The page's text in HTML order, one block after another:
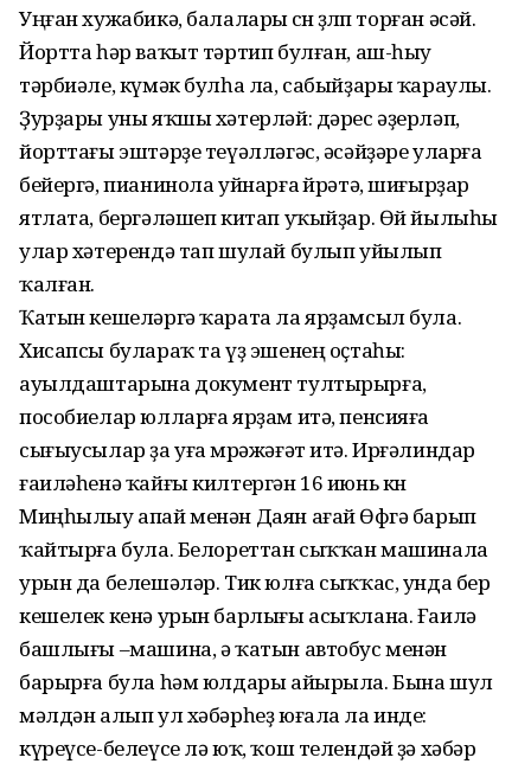
Уңған хужабикә, балалары өсөн өҙөлөп торған әсәй.
Йортта һәр ваҡыт тәртип булған, аш-һыу
тәрбиәле, күмәк булһа ла, сабыйҙары ҡараулы.
Ҙурҙары уны яҡшы хәтерләй: дәрес әҙерләп,
йорттағы эштәрҙе теүәлләгәс, әсәйҙәре уларға
бейергә, пианинола уйнарға өйрәтә, шиғырҙар
ятлата, бергәләшеп китап уҡыйҙар. Өй йылыһы
улар хәтерендә тап шулай булып уйылып
ҡалған.
Ҡатын кешеләргә ҡарата ла ярҙамсыл була.
Хисапсы булараҡ та үҙ эшенең оҫтаһы:
ауылдаштарына документ тултырырға,
пособиелар юлларға ярҙам итә, пенсияға
сығыусылар ҙа уға мөрәжәғәт итә. Ирғәлиндар
ғаиләһенә ҡайғы килтергән 16 июнь көнө
Миңһылыу апай менән Даян ағай Өфөгә барып
ҡайтырға була. Белореттан сыҡҡан машинала
урын да белешәләр. Тик юлға сыҡҡас, унда бер
кешелек кенә урын барлығы асыҡлана. Ғаилә
башлығы –машина, ә ҡатын автобус менән
барырға була һәм юлдары айырыла. Бына шул
мәлдән алып ул хәбәрһеҙ юғала ла инде:
күреүсе-белеүсе лә юҡ, ҡош телендәй ҙә хәбәр